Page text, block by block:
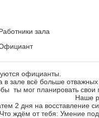
зала
а в зале всё больше
ты мог планировать
расписание
а затем 2 дня на
поднять